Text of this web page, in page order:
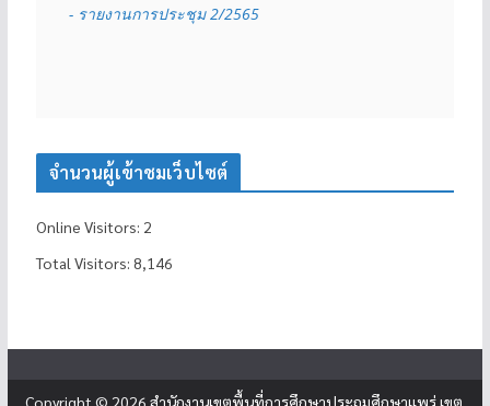
- รายงานการประชุม 2/2565
จำนวนผู้เข้าชมเว็บไซต์
Online Visitors: 2
Total Visitors: 8,146
Copyright © 2026 สำนักงานเขตพื้นที่การศึกษาประถมศึกษาแพร่ เขต